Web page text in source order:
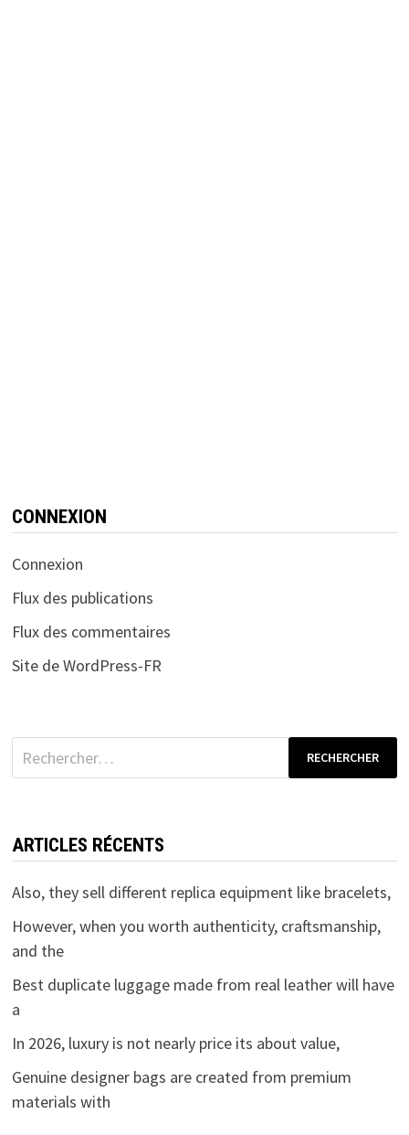
CONNEXION
Connexion
Flux des publications
Flux des commentaires
Site de WordPress-FR
Rechercher :
ARTICLES RÉCENTS
Also, they sell different replica equipment like bracelets,
However, when you worth authenticity, craftsmanship,
and the
Best duplicate luggage made from real leather will have
a
In 2026, luxury is not nearly price its about value,
Genuine designer bags are created from premium
materials with